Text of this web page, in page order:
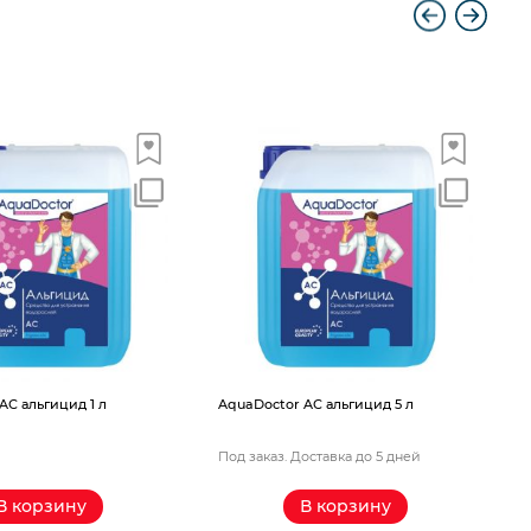
альгицид 1 л
корзину
AquaDoctor AС альгицид 5 л
Под заказ. Доставка до 5 дней
В корзину